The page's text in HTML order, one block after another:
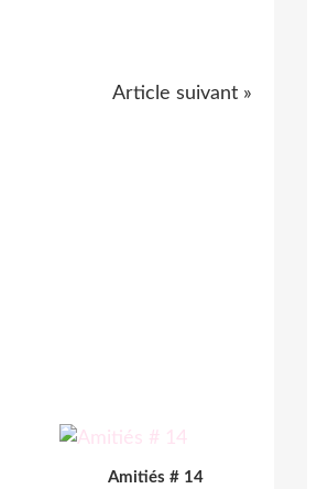
Article suivant »
Amitiés # 14